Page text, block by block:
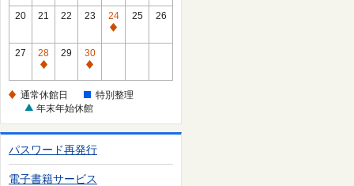
館
常
館
日
20 21 22 23
24
通
館
日
25 26
27
28
通
休
日
29
30
通
休
日
通常休館日
特別整理
年末年始休館
パスワード再発行
電子書籍サービス